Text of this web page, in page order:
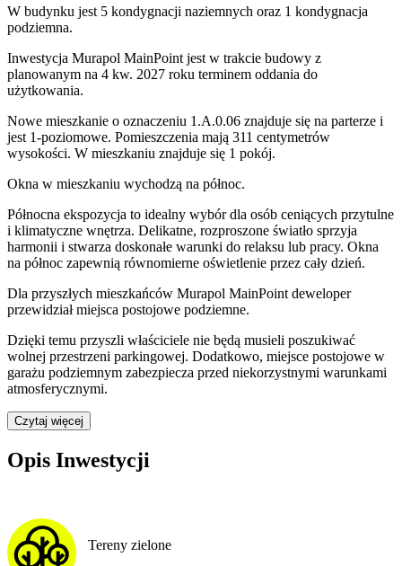
W budynku jest 5 kondygnacji naziemnych oraz 1 kondygnacja
podziemna.
Inwestycja Murapol MainPoint jest w trakcie budowy z
planowanym na 4 kw. 2027 roku terminem oddania do
użytkowania.
Nowe mieszkanie o oznaczeniu 1.A.0.06 znajduje się na parterze i
jest 1-poziomowe. Pomieszczenia mają 311 centymetrów
wysokości. W mieszkaniu znajduje się 1 pokój.
Okna w mieszkaniu wychodzą na północ.
Północna ekspozycja to idealny wybór dla osób ceniących przytulne
i klimatyczne wnętrza. Delikatne, rozproszone światło sprzyja
harmonii i stwarza doskonałe warunki do relaksu lub pracy. Okna
na północ zapewnią równomierne oświetlenie przez cały dzień.
Dla przyszłych mieszkańców Murapol MainPoint deweloper
przewidziałmiejsca postojowe podziemne.
Dzięki temu przyszli właściciele nie będą musieli poszukiwać
wolnej przestrzeni parkingowej. Dodatkowo, miejsce postojowe w
garażu podziemnym zabezpiecza przed niekorzystnymi warunkami
atmosferycznymi.
Czytaj więcej
Opis Inwestycji
Tereny zielone